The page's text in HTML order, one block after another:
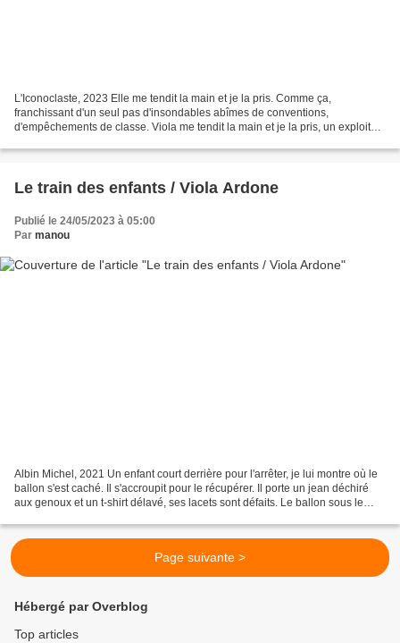
L'Iconoclaste, 2023 Elle me tendit la main et je la pris. Comme ça,
franchissant d'un seul pas d'insondables abîmes de conventions,
d'empêchements de classe. Viola me tendit la main et je la pris, un exploit
Le train des enfants / Viola Ardone
Publié le 24/05/2023 à 05:00
Par manou
Albin Michel, 2021 Un enfant court derrière pour l'arrêter, je lui montre où le
ballon s'est caché. Il s'accroupit pour le récupérer. Il porte un jean déchiré
aux genoux et un t-shirt délavé, ses lacets sont défaits. Le ballon sous le
Page suivante >
Hébergé par Overblog
Top articles